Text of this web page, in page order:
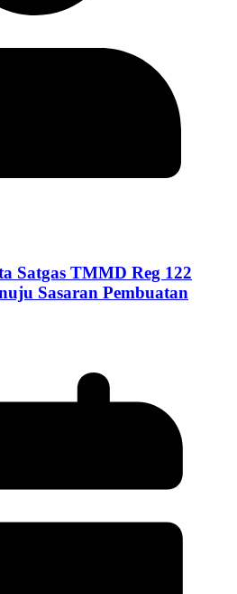
Satgas TMMD Reg 122
Sasaran Pembuatan